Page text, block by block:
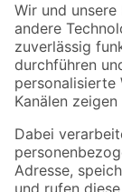
Der toom
Zur
Folge uns
Zahlungsarten